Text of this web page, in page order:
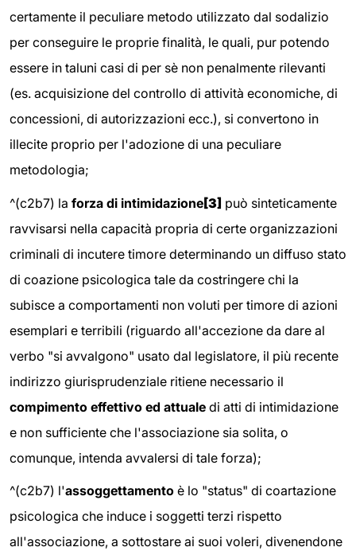
certamente il peculiare metodo utilizzato dal sodalizio
per conseguire le proprie finalità, le quali, pur potendo
essere in taluni casi di per sè non penalmente rilevanti
(es. acquisizione del controllo di attività economiche, di
concessioni, di autorizzazioni ecc.), si convertono in
illecite proprio per l'adozione di una peculiare
metodologia;
^(c2b7) la forza di intimidazione[3] può sinteticamente
ravvisarsi nella capacità propria di certe organizzazioni
criminali di incutere timore determinando un diffuso stato
di coazione psicologica tale da costringere chi la
subisce a comportamenti non voluti per timore di azioni
esemplari e terribili (riguardo all'accezione da dare al
verbo "si avvalgono" usato dal legislatore, il più recente
indirizzo giurisprudenziale ritiene necessario il
compimento effettivo ed attuale di atti di intimidazione
e non sufficiente che l'associazione sia solita, o
comunque, intenda avvalersi di tale forza);
^(c2b7) l'assoggettamento è lo "status" di coartazione
psicologica che induce i soggetti terzi rispetto
all'associazione, a sottostare ai suoi voleri, divenendone